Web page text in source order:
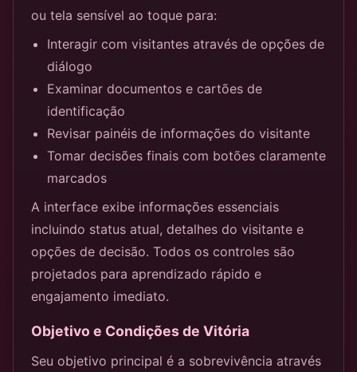
ou tela sensível ao toque para:
Interagir com visitantes através de opções de
diálogo
Examinar documentos e cartões de
identificação
Revisar painéis de informações do visitante
Tomar decisões finais com botões claramente
marcados
A interface exibe informações essenciais
incluindo status atual, detalhes do visitante e
opções de decisão. Todos os controles são
projetados para aprendizado rápido e
engajamento imediato.
Objetivo e Condições de Vitória
Seu objetivo principal é a sobrevivência através